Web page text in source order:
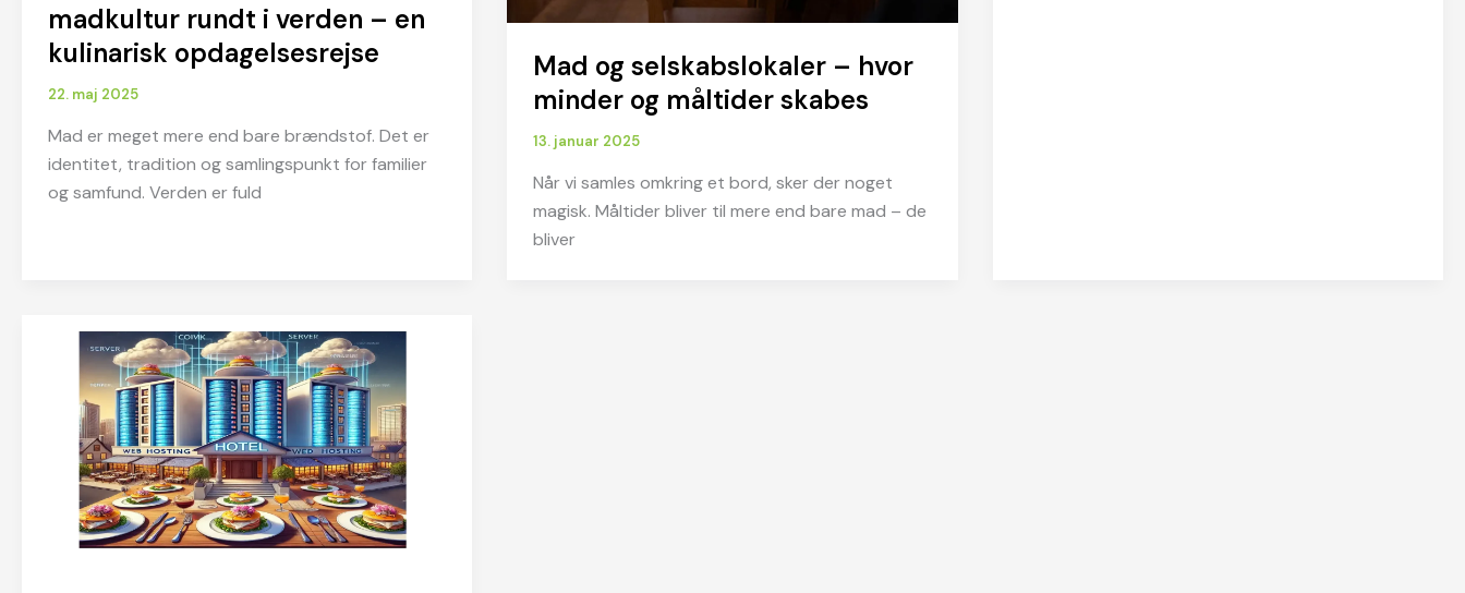
madkultur rundt i verden – en
kulinarisk opdagelsesrejse
22. maj 2025
Mad er meget mere end bare brændstof. Det er
identitet, tradition og samlingspunkt for familier
og samfund. Verden er fuld
Mad og selskabslokaler – hvor
minder og måltider skabes
13. januar 2025
Når vi samles omkring et bord, sker der noget
magisk. Måltider bliver til mere end bare mad – de
bliver